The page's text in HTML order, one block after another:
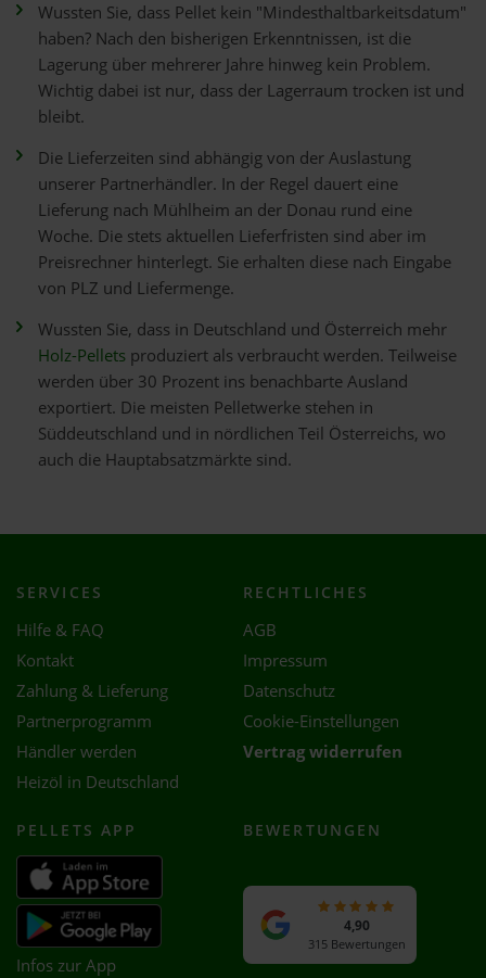
Wussten Sie, dass Pellet kein "Mindesthaltbarkeitsdatum"
haben? Nach den bisherigen Erkenntnissen, ist die
Lagerung über mehrerer Jahre hinweg kein Problem.
Wichtig dabei ist nur, dass der Lagerraum trocken ist und
bleibt.
Die Lieferzeiten sind abhängig von der Auslastung
unserer Partnerhändler. In der Regel dauert eine
Lieferung nach Mühlheim an der Donau rund eine
Woche. Die stets aktuellen Lieferfristen sind aber im
Preisrechner hinterlegt. Sie erhalten diese nach Eingabe
von PLZ und Liefermenge.
Wussten Sie, dass in Deutschland und Österreich mehr
Holz-Pellets produziert als verbraucht werden. Teilweise
werden über 30 Prozent ins benachbarte Ausland
exportiert. Die meisten Pelletwerke stehen in
Süddeutschland und in nördlichen Teil Österreichs, wo
auch die Hauptabsatzmärkte sind.
SERVICES
Hilfe & FAQ
Kontakt
Zahlung & Lieferung
Partnerprogramm
Händler werden
Heizöl in Deutschland
RECHTLICHES
AGB
Impressum
Datenschutz
Cookie-Einstellungen
Vertrag widerrufen
PELLETS APP
Infos zur App
BEWERTUNGEN
4,90
315 Bewertungen